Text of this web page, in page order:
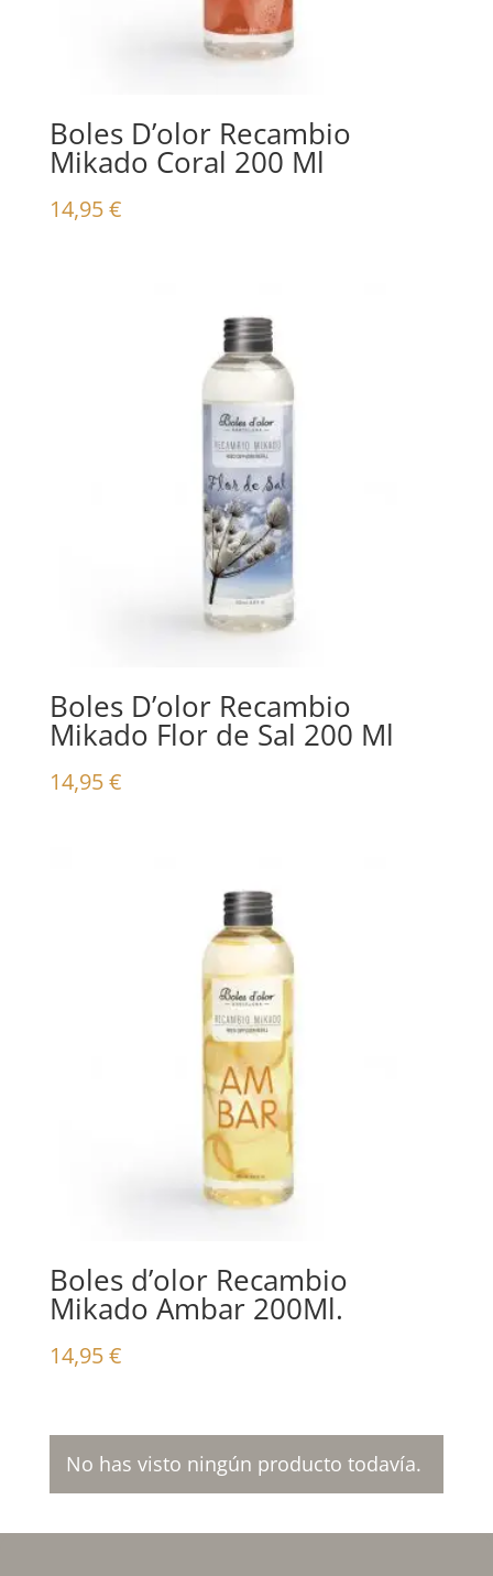
Boles D’olor Recambio
Mikado Coral 200 Ml
14,95€
Boles D’olor Recambio
Mikado Flor de Sal 200 Ml
14,95€
Boles d’olor Recambio
Mikado Ambar 200Ml.
14,95€
No has visto ningún producto todavía.